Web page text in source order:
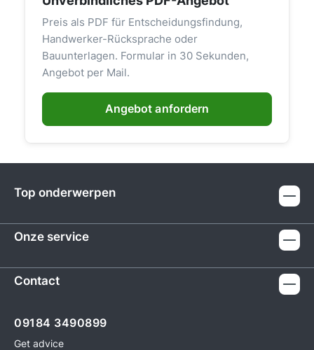
Preis als PDF für Entscheidungsfindung,
Handwerker-Rücksprache oder
Bauunterlagen. Formular in 30 Sekunden,
Angebot per Mail.
Angebot anfordern
Top onderwerpen
Onze service
Contact
09184 3490899
Get advice